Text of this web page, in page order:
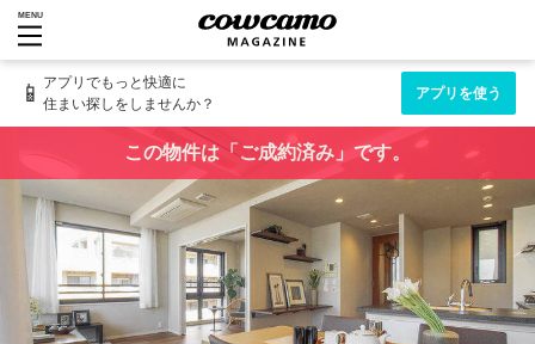
MENU
📱 アプリでもっと快適に
住まい探しをしませんか？
アプリを使う
この物件は「ご成約済み」です。